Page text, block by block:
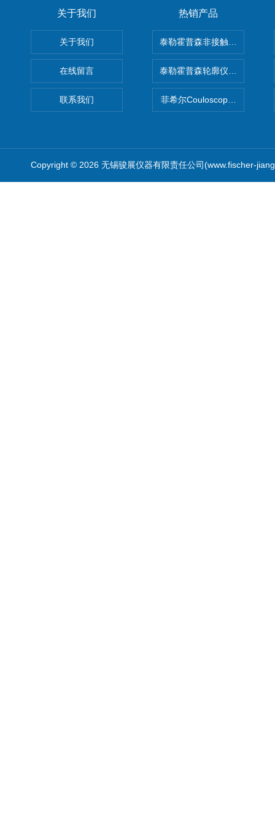
关于我们
关于我们
在线留言
联系我们
热销产品
泰勒霍普森非接触式轮廓仪
泰勒霍普森轮廓仪|TAYLOR
菲希尔Couloscope CMS2电
Copyright © 2026 无锡骏展仪器有限责任公司(www.fischer-